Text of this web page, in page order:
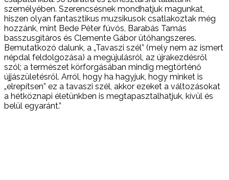
személyében. Szerencsésnek mondhatjuk magunkat,
hiszen olyan fantasztikus muzsikusok csatlakoztak még
hozzánk, mint Bede Péter fúvós, Barabás Tamás
basszusgitáros és Clemente Gábor ütőhangszeres.
Bemutatkozó dalunk, a „Tavaszi szél” (mely nem az ismert
népdal feldolgozása) a megújulásról, az újrakezdésről
szól; a természet körforgásában mindig megtörténő
újjászületésről. Arról, hogy ha hagyjuk, hogy minket is
„elrepítsen” ez a tavaszi szél, akkor ezeket a változásokat
a hétköznapi életünkben is megtapasztalhatjuk, kívül és
belül egyaránt.”